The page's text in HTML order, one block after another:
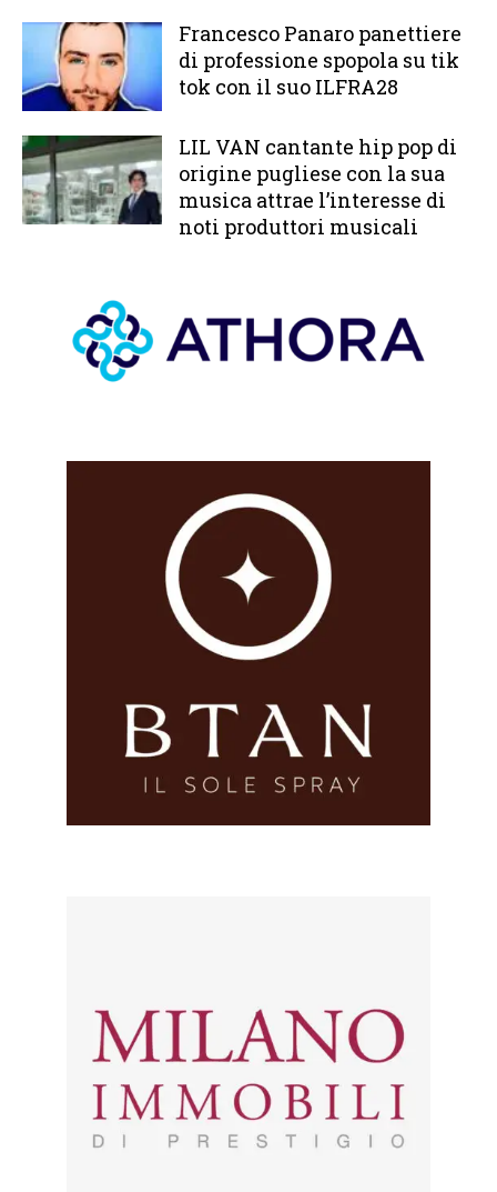
Francesco Panaro panettiere
di professione spopola su tik
tok con il suo ILFRA28
LIL VAN cantante hip pop di
origine pugliese con la sua
musica attrae l’interesse di
noti produttori musicali